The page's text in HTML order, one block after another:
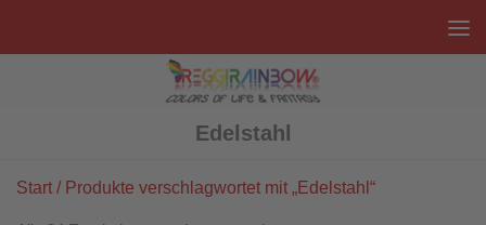
Edelstahl
Start / Produkte verschlagwortet mit „Edelstahl“